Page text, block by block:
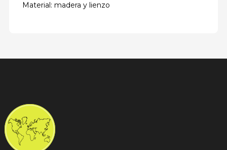
Material: madera y lienzo